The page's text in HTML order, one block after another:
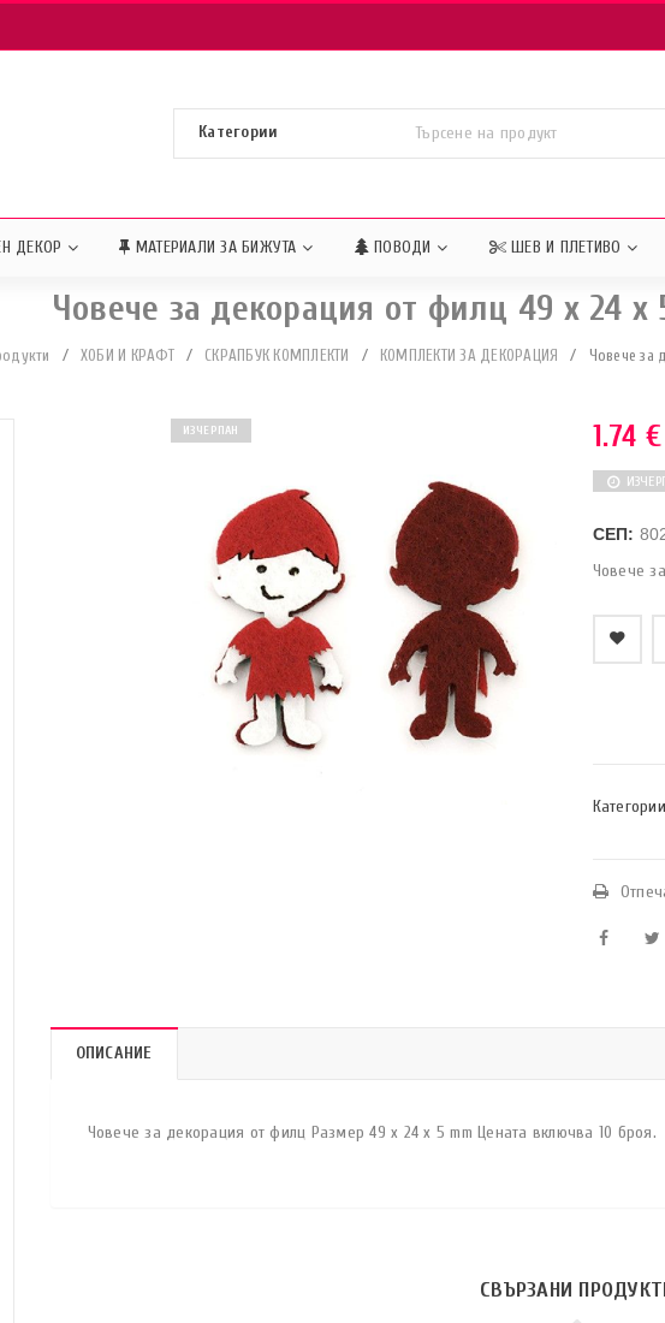
ДЕКОР МАТЕРИАЛИ ЗА БИЖУТА ПОВОДИ ШЕВ И ПЛЕТИВО
Човече за декорация от филц 49 x 24 x
/ ХОБИ И КРАФТ / СКРАПБУК КОМПЛЕКТИ / КОМПЛЕКТИ ЗА ДЕКОРАЦИЯ / Човече за
ИЗЧЕРПАН 1.74 €
СЕП:
Човече
ОПИСАНИЕ
Човече за декорация от филц Размер 49 x 24 x 5 mm Цената включва 10 броя.
СВЪРЗАНИ